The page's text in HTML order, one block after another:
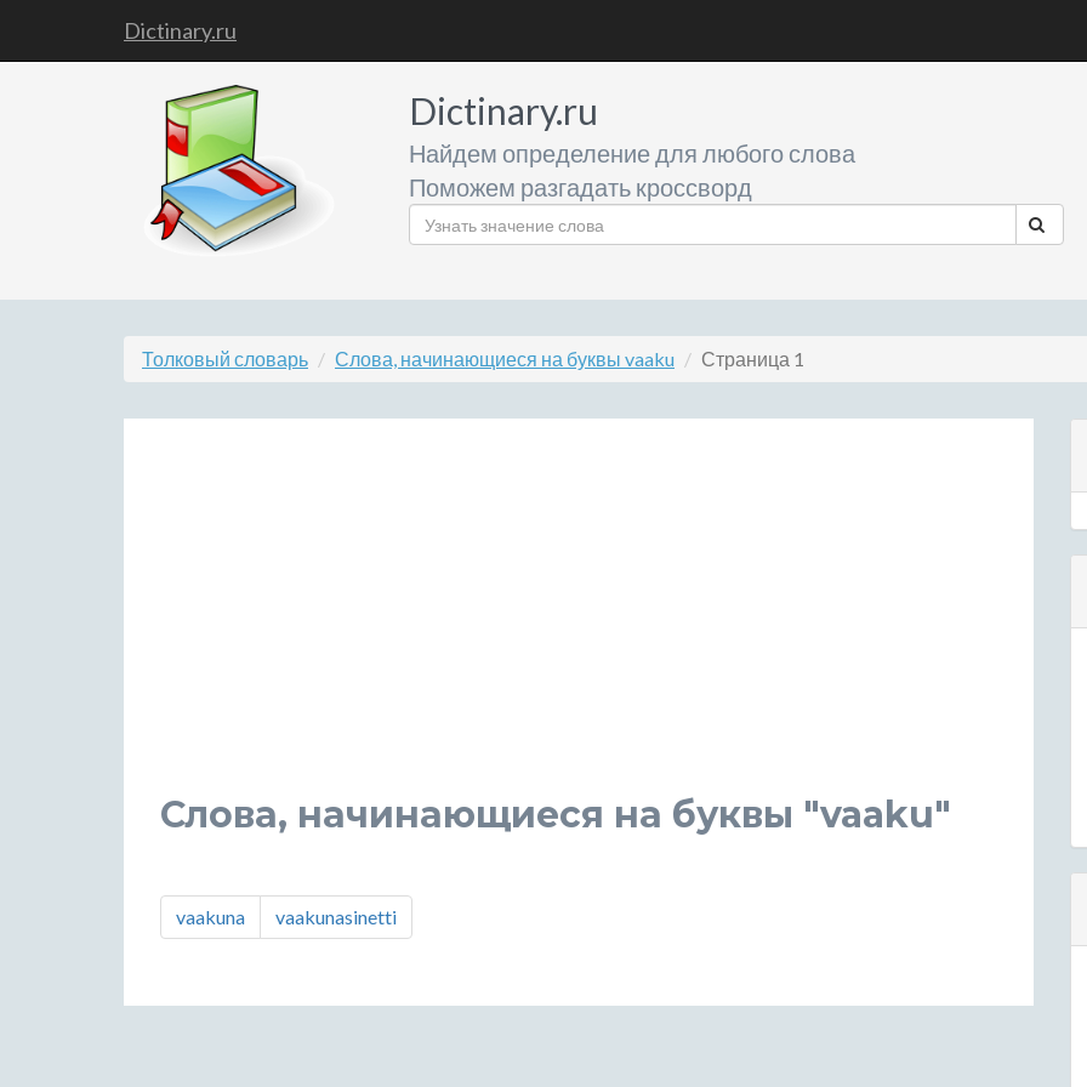
Dictinary.ru
Dictinary.ru
Найдем определение для любого слова
Поможем разгадать кроссворд
Толковый словарь Слова, начинающиеся на буквы vaaku Страница 1
Слова, начинающиеся на буквы "vaaku"
vaakuna vaakunasinetti